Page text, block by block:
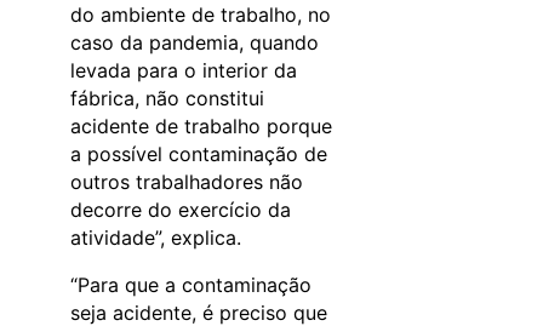
do ambiente de trabalho, no
caso da pandemia, quando
levada para o interior da
fábrica, não constitui
acidente de trabalho porque
a possível contaminação de
outros trabalhadores não
decorre do exercício da
atividade”, explica.
“Para que a contaminação
seja acidente, é preciso que